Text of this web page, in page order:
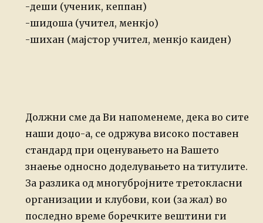
-деши (ученик, кеппан)
-шидоша (учител, менкјо)
-шихан (мајстор учител, менкјо каиден)
Должни сме да Ви напоменеме, дека во сите
наши доџо-а, се одржува високо поставен
стандард при оценувањето на Вашето
знаење односно доделувањето на титулите.
За разлика од многубројните третокласни
организации и клубови, кои (за жал) во
последно време боречките вештини ги